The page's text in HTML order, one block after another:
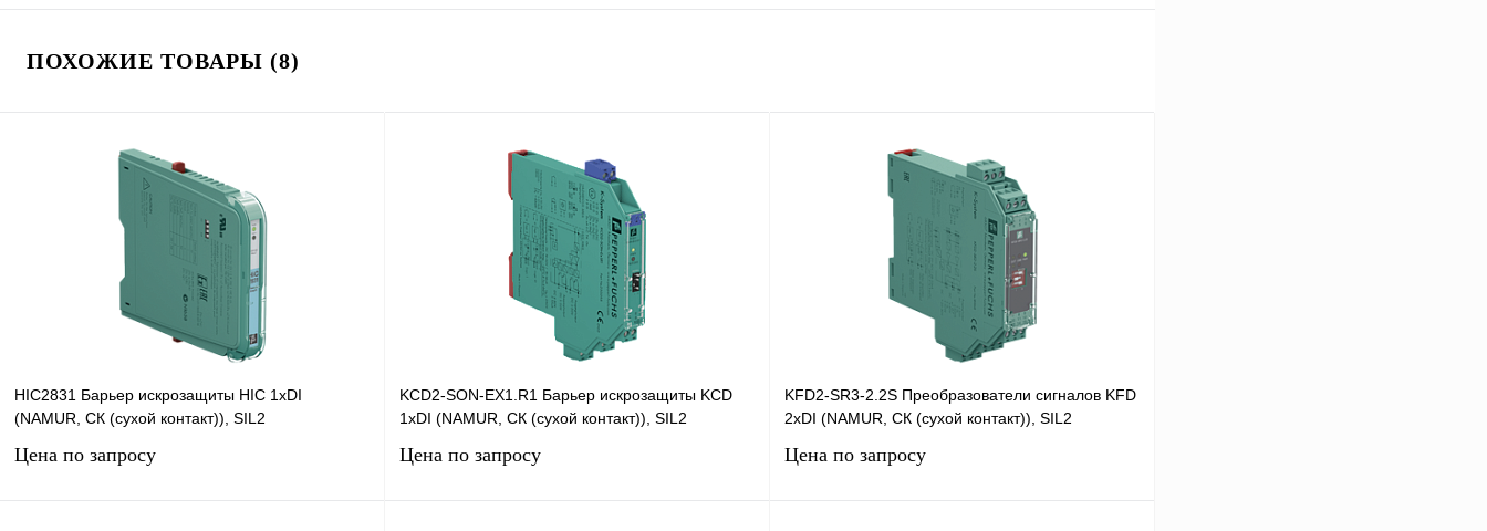
ПОХОЖИЕ ТОВАРЫ (8)
HIC2831 Барьер искрозащиты HIC 1хDI
(NAMUR, СК (сухой контакт)), SIL2
Цена по запросу
KCD2-SON-EX1.R1 Барьер искрозащиты KCD
1хDI (NAMUR, СК (сухой контакт)), SIL2
Цена по запросу
KFD2-SR3-2.2S Преобразователи сигналов KFD
2хDI (NAMUR, СК (сухой контакт)), SIL2
Цена по запросу